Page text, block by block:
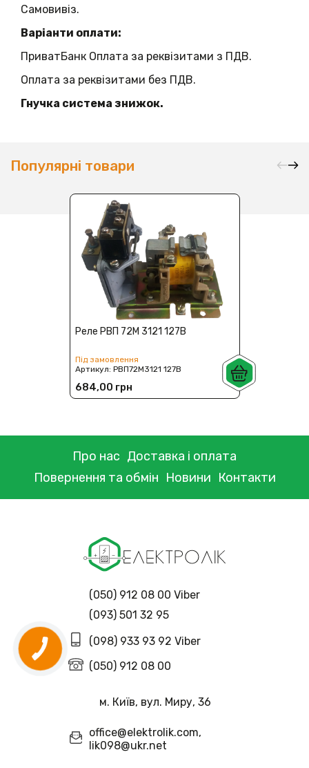
Самовивіз.
Варіанти оплати:
ПриватБанк Оплата за реквізитами з ПДВ.
Оплата за реквізитами без ПДВ.
Гнучка система знижок.
Популярні товари
Реле РВП 72М 3121 127В
Під замовлення
Артикул:РВП72М3121 127В
684,00 грн
Про нас Доставка і оплата
Повернення та обмін Новини Контакти
(050) 912 08 00 Viber
(093) 501 32 95
(098) 933 93 92 Viber
(050) 912 08 00
м. Київ, вул. Миру, 36
office@elektrolik.com,
lik098@ukr.net